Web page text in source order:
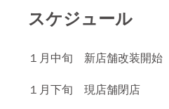
スケジュール
１月中旬 新店舗改装開始
１月下旬 現店舗閉店